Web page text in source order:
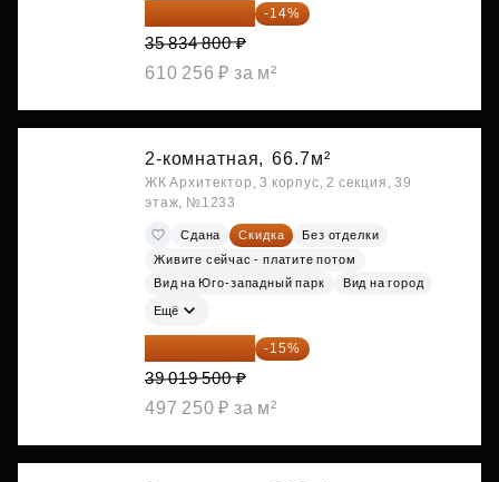
30 817 928 ₽ -14%
35 834 800 ₽
610 256 ₽ за м²
2-комнатная, 66.7м²
ЖК Архитектор, 3 корпус, 2 секция, 39
этаж, №1233
Сдана Скидка
Без отделки
Живите сейчас - платите потом
Вид на Юго-западный парк
Вид на город
Ещё
33 166 575 ₽ -15%
39 019 500 ₽
497 250 ₽ за м²